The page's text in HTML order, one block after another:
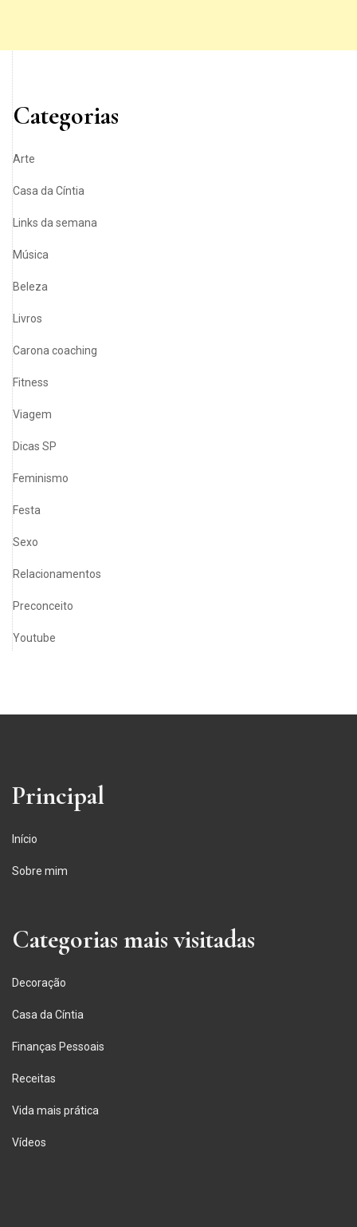
Categorias
Arte
Casa da Cíntia
Links da semana
Música
Beleza
Livros
Carona coaching
Fitness
Viagem
Dicas SP
Feminismo
Festa
Sexo
Relacionamentos
Preconceito
Youtube
Principal
Início
Sobre mim
Categorias mais visitadas
Decoração
Casa da Cíntia
Finanças Pessoais
Receitas
Vida mais prática
Vídeos